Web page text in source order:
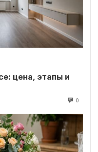
цена, этапы и
0